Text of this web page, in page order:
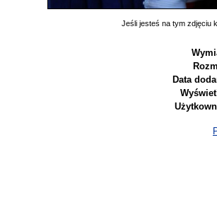
Jeśli jesteś na tym zdjęciu
Data